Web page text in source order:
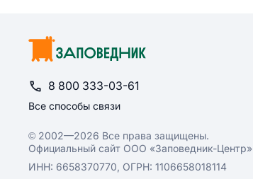
8 800 333-03-61
Все способы связи
© 2002—2026 Все права защищены.
Официальный сайт ООО «Заповедник-Центр»
ИНН: 6658370770, ОГРН: 1106658018114